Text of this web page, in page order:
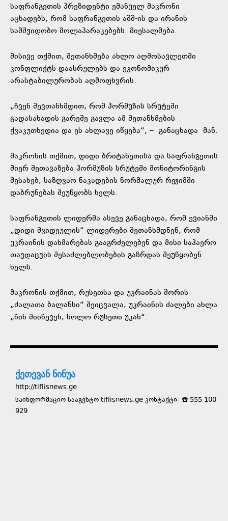
საფრანგეთის პრეზიდენტი ემანუელ მაკრონი
აცხადებს, რომ საფრანგეთის აშშ-ის და ირანის
სამშვიდობო მოლაპარაკებებს მიესალმება.
მისივე თქმით, შეთანხმება ახლო აღმოსავლეთში
კონფლიქტს დაასრულებს და ეკონომიკურ
არასტაბილურობას აღმოფხვრის.
„ჩვენ შევთანხმდით, რომ ჰორმუზის სრუტეში
გადასახადის გარეშე გავლა ამ შეთანხმების
ქვაკუთხედია და ეს ახლავე იწყება“, – განაცხადა მან.
მაკრონის თქმით, დიდი ბრიტანეთისა და საფრანგეთის
მიერ შეთავაზება ჰორმუზის სრუტეში მონიტორინგის
შესახებ, საზღვაო ნაკადების ნორმალურ რეჟიმში
დაბრუნებას შეუწყობს ხელს.
საფრანგეთის ლიდერმა ასევე განაცხადა, რომ ევიანში
„დიდი შვიდეულის“ ლიდერები შეთანხმდნენ, რომ
უკრაინის დახმარებას გააგრძელებენ და მისი საჰაერო
თავდაცვის შესაძლებლობების გაზრდას შეუწყობენ
ხელს.
მაკრონის თქმით, რუსეთსა და უკრაინას შორის
„ძალათა ბალანსი“ შეიცვალა, უკრაინის ძალები ახლა
„წინ მიიწევენ, ხოლო რუსეთი უკან“.
ქეთევან ნინუა
http://tiflisnews.ge
საინფორმაციო სააგენტო tiflisnews.ge კონტაქტი- ☎️ 555 100
929